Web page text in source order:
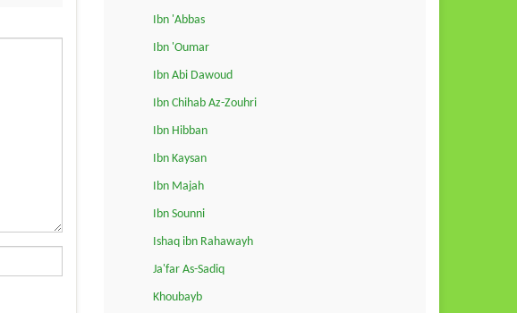
Ibn 'Abbas
Ibn 'Oumar
Ibn Abi Dawoud
Ibn Chihab Az-Zouhri
Ibn Hibban
Ibn Kaysan
Ibn Majah
Ibn Sounni
Ishaq ibn Rahawayh
Ja'far As-Sadiq
Khoubayb